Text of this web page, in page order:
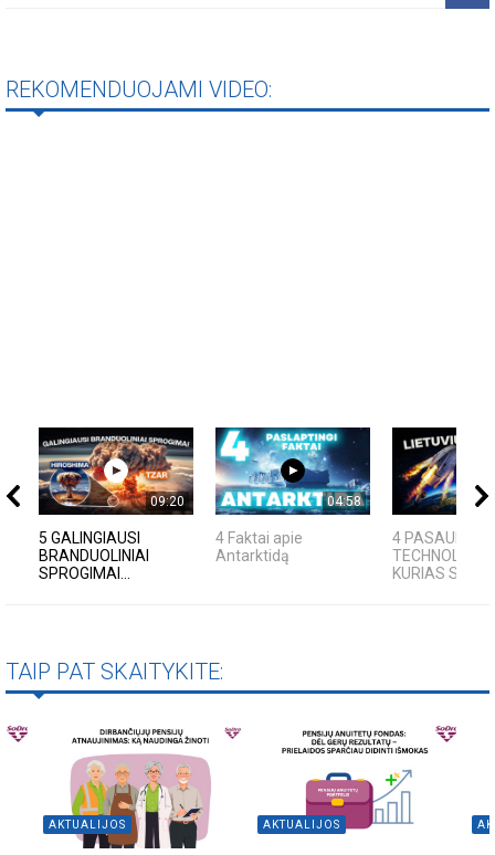
REKOMENDUOJAMI VIDEO:
09:20
5 GALINGIAUSI
BRANDUOLINIAI
SPROGIMAI...
04:58
4 Faktai apie
Antarktidą
4 PASAULINĖS
KURIAS
TAIP PAT SKAITYKITE:
AKTUALIJOS AKTUALIJOS